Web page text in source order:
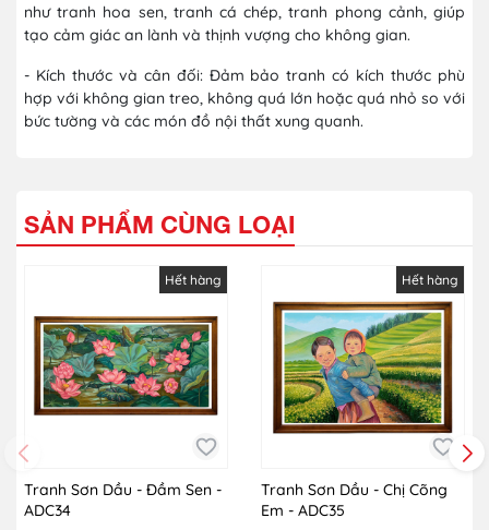
như tranh hoa sen, tranh cá chép, tranh phong cảnh, giúp
tạo cảm giác an lành và thịnh vượng cho không gian.
- Kích thước và cân đối: Đảm bảo tranh có kích thước phù
hợp với không gian treo, không quá lớn hoặc quá nhỏ so với
bức tường và các món đồ nội thất xung quanh.
SẢN PHẨM CÙNG LOẠI
Hết hàng
Tranh Sơn Dầu - Đầm Sen -
ADC34
Hết hàng
Tranh Sơn Dầu - Chị Cõng
Em - ADC35